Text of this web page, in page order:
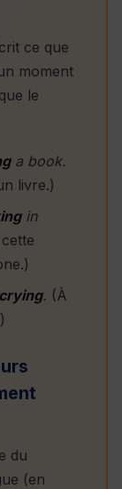
ce que
moment
le
a book.
livre.)
in
. (À
du
(en